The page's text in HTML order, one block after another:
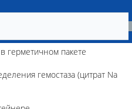
герметичном пакете
гемостаза (цитрат Na